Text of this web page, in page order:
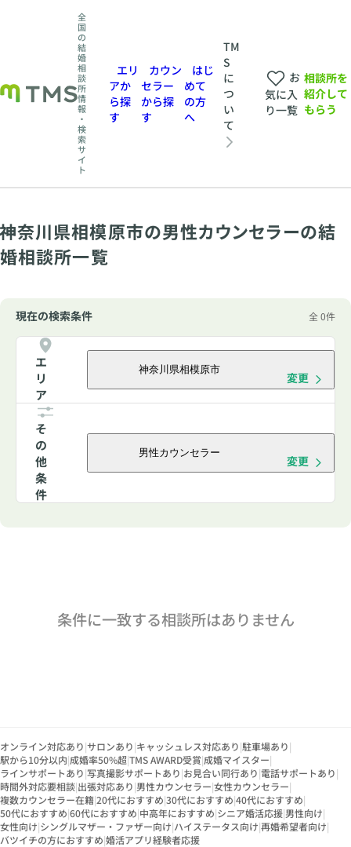
全
国
の
結
婚
相
談
所
情
報
・
検
索
サ
イ
ト
エリ
アか
ら探
す
カウン
セラー
から探
す
はじ
めて
の方
へ
TM
S
に
つ
い
て
お
気に入
り一覧
相談所を
紹介して
もらう
奈川県相模原市の男性カウンセラーの結
婚相談所一覧
現在の検索条件 全 0件
エ
リ
ア
神奈川県相模原市
変更
そ
の
他
条
件
男性カウンセラー
変更
条件に一致する相談所はありません
オンライン対応あり|サロンあり|キャッシュレス対応あり|駐車場あり|
駅から10分以内|成婚率50%超|TMS AWARD受賞|成婚マイスター|
ラインサポートあり|写真撮影サポートあり|お見合い同行あり|電話サポートあり|
時間外対応要相談|出張対応あり|男性カウンセラー|女性カウンセラー|
複数カウンセラー在籍|20代におすすめ|30代におすすめ|40代におすすめ|
50代におすすめ|60代におすすめ|中高年におすすめ|シニア婚活応援|男性向け|
女性向け|シングルマザー・ファザー向け|ハイステータス向け|再婚希望者向け|
バツイチの方におすすめ|婚活アプリ経験者応援